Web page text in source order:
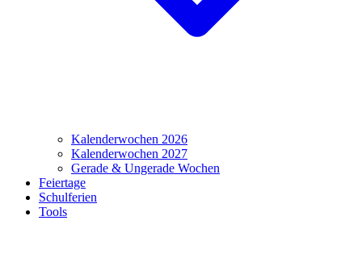
Kalenderwochen 2026
Kalenderwochen 2027
Gerade & Ungerade Wochen
Feiertage
Schulferien
Tools